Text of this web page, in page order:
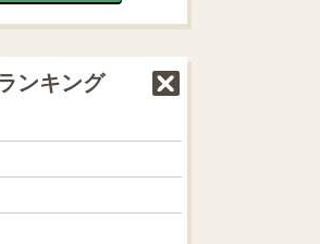
ンキング